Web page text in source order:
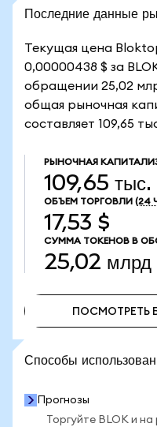
Последние данные
Текущая цена
0,00000438 $ за
обращении 25,02
общая рыночная
составляет 109,65
РЫНОЧНАЯ
109,65 тыс.
ОБЪЕМ ТОРГОВЛИ (24
17,53 $
СУММА ТОКЕНОВ В
25,02 млрд
ПОСМОТРЕТЬ
Способы
Прогнозы
Торгуйте BLOK и